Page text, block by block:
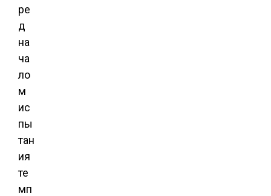
ре
д
на
ча
ло
м
ис
пы
тан
ия
те
мп